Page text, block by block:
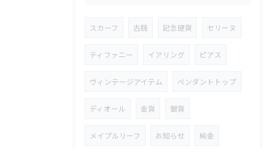
スカーフ 古銭 記念硬貨 セリーヌ
ティファニー イアリング ピアス
ヴィンテージアイテム ペンダントトップ
ディオール 金貨 銀貨
メイプルリーフ お知らせ 純金